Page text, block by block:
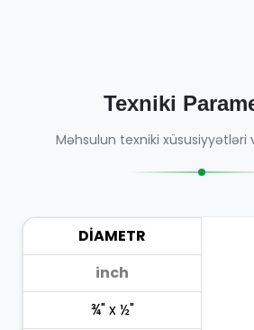
Texniki
Məhsulun texniki
DİAMETR
inch
¾" x ½"